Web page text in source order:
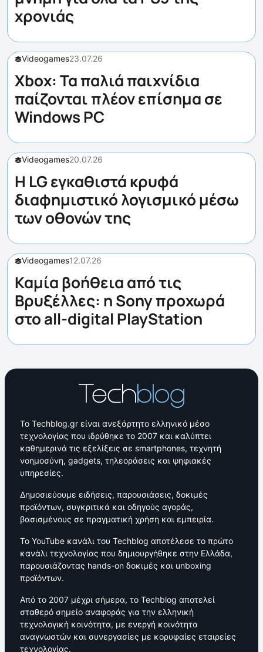
χρονιάς
Videogames23.07.26
Xbox: Τα παλιά παιχνίδια
παίζονται πλέον επίσημα σε
Windows PC
Videogames20.07.26
Η LG εγκαθιστά κρυφά
διαφημιστικό λογισμικό μέσω
των οθονών της
Videogames12.07.26
Καμία βοήθεια από τις
Βρυξέλλες: η Sony προχωρά
στο all-digital PlayStation
Το Techblog.gr είναι ανεξάρτητο ελληνικό μέσο
τεχνολογίας που ιδρύθηκε το 2007 και καλύπτει
καθημερινά τις εξελίξεις σε smartphones, τεχνητή
νοημοσύνη, gadgets, τηλεοράσεις και ψηφιακές
υπηρεσίες.
Δημοσιεύουμε ειδήσεις, παρουσιάσεις, δοκιμές
προϊόντων, συγκριτικά και οδηγούς αγοράς,
βασισμένους σε πραγματική χρήση και εμπειρία.
Το YouTube κανάλι του Techblog αποτέλεσε το πρώτο
κανάλι τεχνολογίας που δημιουργήθηκε στην Ελλάδα,
παρουσιάζοντας hands-on δοκιμές και unboxing
προϊόντων.
Από το 2007 μέχρι σήμερα, το Techblog αποτελεί
σταθερό σημείο αναφοράς για την ελληνική
τεχνολογική κοινότητα, με ενεργή κοινότητα
αναγνωστών και συνεργασίες με κορυφαίες εταιρείες
τεχνολογίας.